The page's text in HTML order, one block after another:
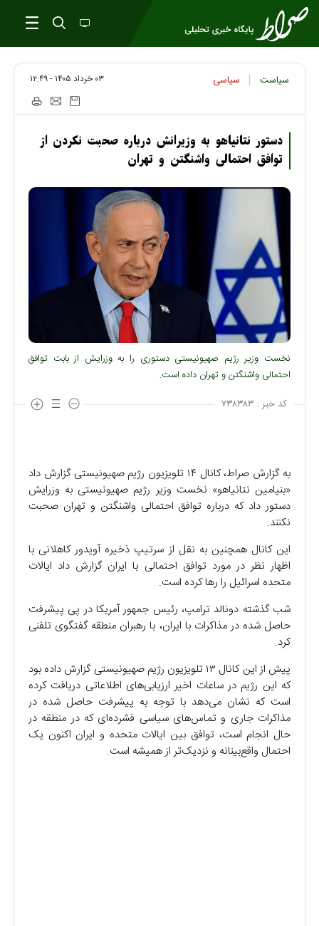
سیاست سیاسی ۰۳ خرداد ۱۴۰۵ - ۱۲:۴۹
دستور نتانیاهو به وزیرانش درباره صحبت نکردن از
توافق احتمالی واشنگتن و تهران
نخست وزیر رژیم صهیونیستی دستوری را به وزرایش از بابت توافق
احتمالی واشنگتن و تهران داده است.
کد خبر : ۷۳۸۳۸۳
به گزارش صراط، کانال ۱۴ تلویزیون رژیم صهیونیستی گزارش داد
«بنیامین نتانیاهو» نخست وزیر رژیم صهیونیستی به وزرایش
دستور داد که درباره توافق احتمالی واشنگتن و تهران صحبت
نکنند.
این کانال همچنین به نقل از سرتیپ ذخیره آویدور کاهلانی با
اظهار نظر در مورد توافق احتمالی با ایران گزارش داد ایالات
متحده اسرائیل را رها کرده است.
شب گذشته دونالد ترامپ، رئیس جمهور آمریکا در پی پیشرفت
حاصل شده در مذاکرات با ایران، با رهبران منطقه گفتگوی تلفنی
کرد.
پیش از این کانال ۱۳ تلویزیون رژیم صهیونیستی گزارش داده بود
که این رژیم در ساعات اخیر ارزیابی‌های اطلاعاتی دریافت کرده
است که نشان می‌دهد با توجه به پیشرفت حاصل شده در
مذاکرات جاری و تماس‌های سیاسی فشرده‌ای که در منطقه در
حال انجام است، توافق بین ایالات متحده و ایران اکنون یک
احتمال واقع‌بینانه و نزدیک‌تر از همیشه است.